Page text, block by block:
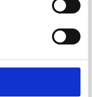
2.515,60 DKK
1.203,12 DKK